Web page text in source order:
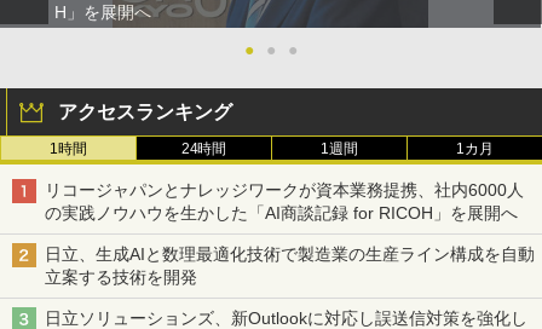
H」を展開へ
●
● ●
アクセスランキング
1時間 24時間 1週間 1カ月
リコージャパンとナレッジワークが資本業務提携、社内6000人
の実践ノウハウを生かした「AI商談記録 for RICOH」を展開へ
日立、生成AIと数理最適化技術で製造業の生産ライン構成を自動
立案する技術を開発
日立ソリューションズ、新Outlookに対応し誤送信対策を強化し